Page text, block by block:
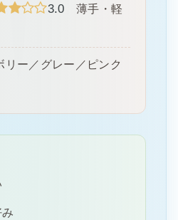
3.0 薄手・軽
リー／グレー／ピンク